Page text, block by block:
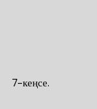
7-кеңсе.